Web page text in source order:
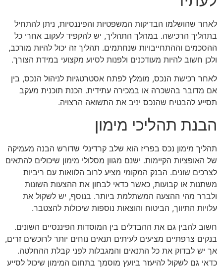
לאחר שהושלמו הבדיקות המשפטיות והפיננסיות, ניתן להתחיל
בתהליך הרכישה. במהלך התהליך, יש להקפיד לעקוב אחרי כל
ההסכמים וההתחייבויות שנחתמים. תהליך זה יכול להיות מורכב,
ולכן חשוב להיות מעודכנים ולפנות לסיוע מקצועי במידת הצורך.
לאחר רכישת הנכס, מומלץ לפתח אסטרטגיות לניהול הנכס, בין
אם מדובר בהשכרה או במכירה עתידית. הכנת תוכנית מעקב
תסייע להבטיח שהנכס יניב את התשואה הרצויה.
הבנת תהליכי מימון
תהליך מימון נכס בפריז הוא שלב קרדינלי שדורש הבנה מעמיקה
של האופציות הקיימות. ישנם מגוון מסלולי מימון שיכולים להתאים
לצרכים שונים. הבנק המקומי מציע לרוב הלוואות עם ריביות
משתנות או קבועות, כאשר כדאי לבחון את ההצעות השונות
ולברר מהי ההצעה המשתלמת ביותר. בנוסף, יש לשקול את
עלויות התיווך, הביטוח והוצאות נוספות שיכולות להצטבר.
חשוב להבין גם את ההבדלים בין המוסדות הפיננסיים השונים.
בנקים צרפתיים מציעים לעיתים תנאים נוחים יותר לרוכשים זרים,
אך יש לבדוק את כל התנאים והמגבלות לפני קבלת ההחלטה.
כדאי גם לשקול להיעזר ביועץ מוסמך בתחום המימון שיכול לסייע